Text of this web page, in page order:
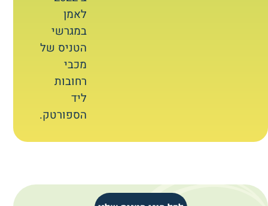
לאמן
במגרשי
הטניס של
מכבי
רחובות
ליד
הספורטק.